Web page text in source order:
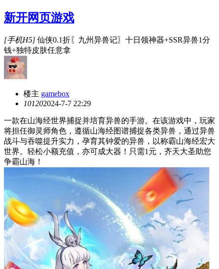
新开网页游戏
[手机H5] 仙侠0.1折〖九州异兽记〗十日领神器+SSR异兽1分
钱+独特皮肤任意拿
楼主 gamebox
101202024-7-7 22:29
一款在山海经世界捕捉并培育异兽的手游。在该游戏中，玩家
将担任御灵师角色，遵循山海经图谱捕捉各类异兽，通过异兽
战斗与吞噬提升实力，孕育其钟爱的异兽，以称霸山海经宏大
世界。轻松小额充值，亦可成大器！只需1元，齐天大圣助您
争霸山海！